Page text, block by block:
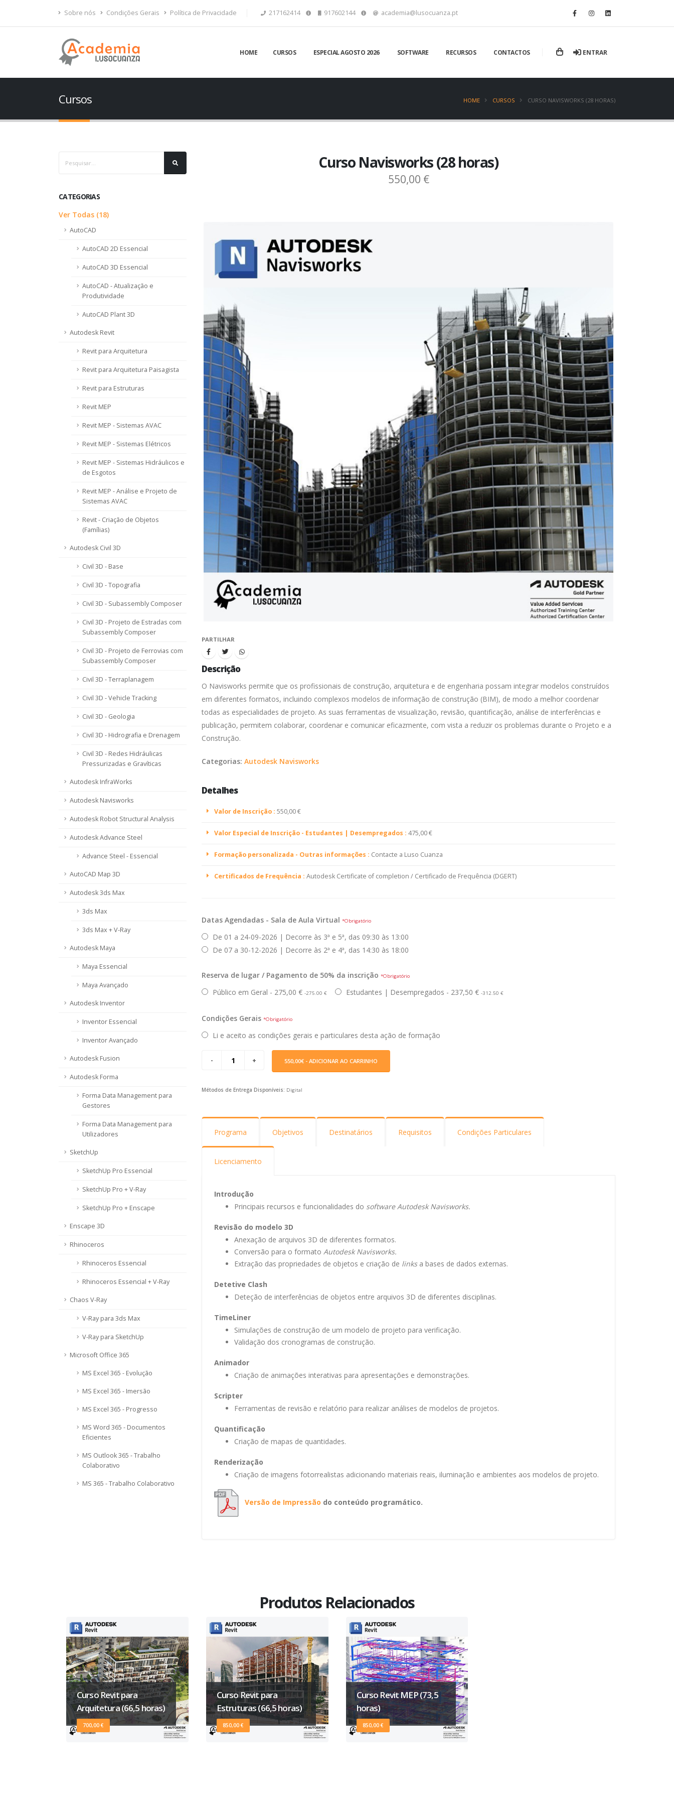
Sobre nós Condições Gerais Política de Privacidade 217162414 917602144 academia@lusocuanza.pt
HOME CURSOS ESPECIAL AGOSTO 2026 SOFTWARE RECURSOS CONTACTOS ENTRAR
Cursos HOME CURSOS CURSO NAVISWORKS (28 HORAS)
CATEGORIAS
Ver Todas (18)
AutoCAD
AutoCAD 2D Essencial
AutoCAD 3D Essencial
AutoCAD - Atualização e
Produtividade
AutoCAD Plant 3D
Autodesk Revit
Revit para Arquitetura
Revit para Arquitetura Paisagista
Revit para Estruturas
Revit MEP
Revit MEP - Sistemas AVAC
Revit MEP - Sistemas Elétricos
Revit MEP - Sistemas Hidráulicos e
de Esgotos
Revit MEP - Análise e Projeto de
Sistemas AVAC
Revit - Criação de Objetos
(Famílias)
Autodesk Civil 3D
Civil 3D - Base
Civil 3D - Topografia
Civil 3D - Subassembly Composer
Civil 3D - Projeto de Estradas com
Subassembly Composer
Civil 3D - Projeto de Ferrovias com
Subassembly Composer
Civil 3D - Terraplanagem
Civil 3D - Vehicle Tracking
Civil 3D - Geologia
Civil 3D - Hidrografia e Drenagem
Civil 3D - Redes Hidráulicas
Pressurizadas e Gravíticas
Autodesk InfraWorks
Autodesk Navisworks
Autodesk Robot Structural Analysis
Autodesk Advance Steel
Advance Steel - Essencial
AutoCAD Map 3D
Autodesk 3ds Max
3ds Max
3ds Max + V-Ray
Autodesk Maya
Maya Essencial
Maya Avançado
Autodesk Inventor
Inventor Essencial
Inventor Avançado
Autodesk Fusion
Autodesk Forma
Forma Data Management para
Gestores
Forma Data Management para
Utilizadores
SketchUp
SketchUp Pro Essencial
SketchUp Pro + V-Ray
SketchUp Pro + Enscape
Enscape 3D
Rhinoceros
Rhinoceros Essencial
Rhinoceros Essencial + V-Ray
Chaos V-Ray
V-Ray para 3ds Max
V-Ray para SketchUp
Microsoft Office 365
MS Excel 365 - Evolução
MS Excel 365 - Imersão
MS Excel 365 - Progresso
MS Word 365 - Documentos
Eficientes
MS Outlook 365 - Trabalho
Colaborativo
MS 365 - Trabalho Colaborativo
Curso Navisworks (28 horas)
550,00 €
PARTILHAR
Descrição
O Navisworks permite que os profissionais de construção, arquitetura e de engenharia possam integrar modelos construídos
em diferentes formatos, incluindo complexos modelos de informação de construção (BIM), de modo a melhor coordenar
todas as especialidades de projeto. As suas ferramentas de visualização, revisão, quantificação, análise de interferências e
publicação, permitem colaborar, coordenar e comunicar eficazmente, com vista a reduzir os problemas durante o Projeto e a
Construção.
Categorias: Autodesk Navisworks
Detalhes
Valor de Inscrição : 550,00 €
Valor Especial de Inscrição - Estudantes | Desempregados : 475,00 €
Formação personalizada - Outras informações : Contacte a Luso Cuanza
Certificados de Frequência : Autodesk Certificate of completion / Certificado de Frequência (DGERT)
Datas Agendadas - Sala de Aula Virtual *Obrigatório
De 01 a 24-09-2026 | Decorre às 3ª e 5ª, das 09:30 às 13:00
De 07 a 30-12-2026 | Decorre às 2ª e 4ª, das 14:30 às 18:00
Reserva de lugar / Pagamento de 50% da inscrição *Obrigatório
Público em Geral - 275,00 € -275.00 € Estudantes | Desempregados - 237,50 € -312.50 €
Condições Gerais *Obrigatório
Li e aceito as condições gerais e particulares desta ação de formação
550,00€ - ADICIONAR AO CARRINHO
Métodos de Entrega Disponíveis: Digital
Programa Objetivos Destinatários Requisitos Condições Particulares
Licenciamento
Introdução
Principais recursos e funcionalidades do software Autodesk Navisworks.
Revisão do modelo 3D
Anexação de arquivos 3D de diferentes formatos.
Conversão para o formato Autodesk Navisworks.
Extração das propriedades de objetos e criação de linksa bases de dados externas.
Detetive Clash
Deteção de interferências de objetos entre arquivos 3D de diferentes disciplinas.
TimeLiner
Simulações de construção de um modelo de projeto para verificação.
Validação dos cronogramas de construção.
Animador
Criação de animações interativas para apresentações e demonstrações.
Scripter
Ferramentas de revisão e relatório para realizar análises de modelos de projetos.
Quantificação
Criação de mapas de quantidades.
Renderização
Criação de imagens fotorrealistas adicionando materiais reais, iluminação e ambientes aos modelos de projeto.
Versão de Impressão do conteúdo programático.
Produtos Relacionados
Curso Revit para
Arquitetura (66,5 horas)
700,00 €
Curso Revit para
Estruturas (66,5 horas)
850,00 €
Curso Revit MEP (73,5
horas)
850,00 €